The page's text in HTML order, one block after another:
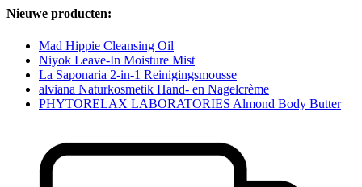
Nieuwe producten:
Mad Hippie Cleansing Oil
Niyok Leave-In Moisture Mist
La Saponaria 2-in-1 Reinigingsmousse
alviana Naturkosmetik Hand- en Nagelcrème
PHYTORELAX LABORATORIES Almond Body Butter